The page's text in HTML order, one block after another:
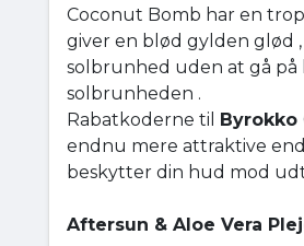
Coconut Bomb har en
giver en blød gylden glød
solbrunhed uden at gå på
solbrunheden .
Rabatkoderne til Byrokko
endnu mere attraktive
beskytter din hud mod
Aftersun & Aloe Vera